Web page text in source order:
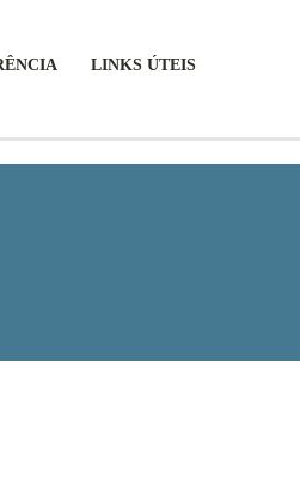
LINKS ÚTEIS